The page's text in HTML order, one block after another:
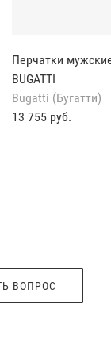
Перчатки
BUGATTI
Bugatti (Бугатти)
13 755 руб.
ВОПРОС